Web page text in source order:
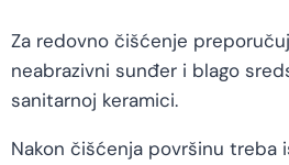
Za redovno čišćenje
neabrazivni sunđer i blago
sanitarnoj keramici.
Nakon čišćenja površinu treba